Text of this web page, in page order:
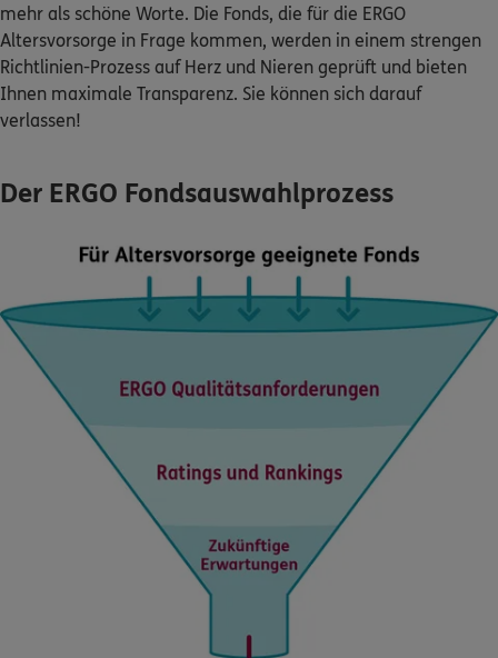
mehr als schöne Worte. Die Fonds, die für die ERGO
Altersvorsorge in Frage kommen, werden in einem strengen
Richtlinien-Prozess auf Herz und Nieren geprüft und bieten
Ihnen maximale Transparenz. Sie können sich darauf
verlassen!
Der ERGO Fondsauswahlprozess